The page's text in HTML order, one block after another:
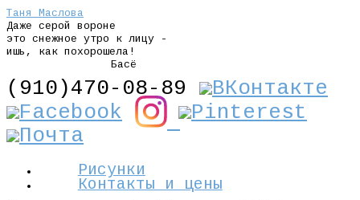
Таня Маслова
Даже серой вороне
это снежное утро к лицу -
ишь, как похорошела!
Басё
(910)470-08-89
Рисунки
Контакты и цены